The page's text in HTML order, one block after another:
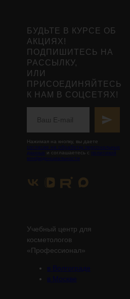
БУДЬТЕ В КУРСЕ ОБ
АКЦИЯХ!
ПОДПИШИТЕСЬ НА
РАССЫЛКУ,
ИЛИ
ПРИСОЕДИНЯЙТЕСЬ
К НАМ В СОЦСЕТЯХ!
Нажимая на кнопку, вы даете
согласие на обработку персональных
данных и соглашаетесь с политикой
конфиденциальности
Учебный центр для
косметологов
«Профессионал»
в Волгограде
в Москве